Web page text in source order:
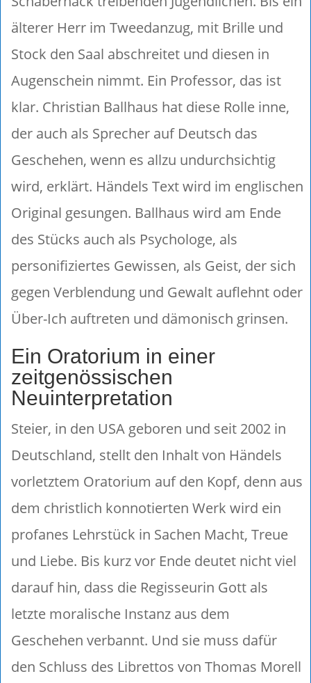
älterer Herr im Tweedanzug, mit Brille und
Stock den Saal abschreitet und diesen in
Augenschein nimmt. Ein Professor, das ist
klar. Christian Ballhaus hat diese Rolle inne,
der auch als Sprecher auf Deutsch das
Geschehen, wenn es allzu undurchsichtig
wird, erklärt. Händels Text wird im englischen
Original gesungen. Ballhaus wird am Ende
des Stücks auch als Psychologe, als
personifiziertes Gewissen, als Geist, der sich
gegen Verblendung und Gewalt auflehnt oder
Über-Ich auftreten und dämonisch grinsen.
Ein Oratorium in einer
zeitgenössischen
Neuinterpretation
Steier, in den USA geboren und seit 2002 in
Deutschland, stellt den Inhalt von Händels
vorletztem Oratorium auf den Kopf, denn aus
dem christlich konnotierten Werk wird ein
profanes Lehrstück in Sachen Macht, Treue
und Liebe. Bis kurz vor Ende deutet nicht viel
darauf hin, dass die Regisseurin Gott als
letzte moralische Instanz aus dem
Geschehen verbannt. Und sie muss dafür
den Schluss des Librettos von Thomas Morell